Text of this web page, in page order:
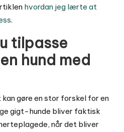
hvordan jeg lærte at
.
tilpasse
hund med
gøre en stor forskel for en
gigt-hunde bliver faktisk
når det bliver